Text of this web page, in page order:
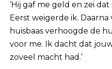
‘Hij gaf me geld en zei
Eerst weigerde ik.
huisbaas verhoogde de
voor me. Ik dacht dat
zoveel macht had.’